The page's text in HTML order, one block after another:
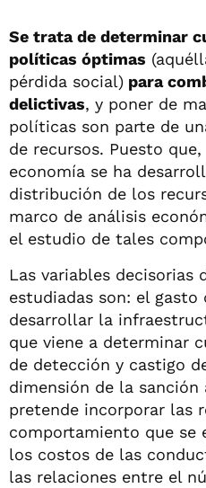
Se trata de determinar
políticas óptimas
pérdida social) para
delictivas, y poner de
políticas son parte de
de recursos. Puesto
economía se ha
distribución de los
marco de análisis
el estudio de tales
Las variables
estudiadas son: el
desarrollar la
que viene a determinar
de detección y castigo
dimensión de la
pretende incorporar las
comportamiento que se
los costos de las
las relaciones entre el